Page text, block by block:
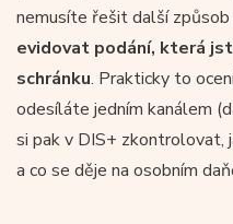
nemusíte řešit další
evidovat podání, která
schránku. Prakticky to
odesíláte jedním kanálem
si pak v DIS+ zkontrolovat,
a co se děje na osobním